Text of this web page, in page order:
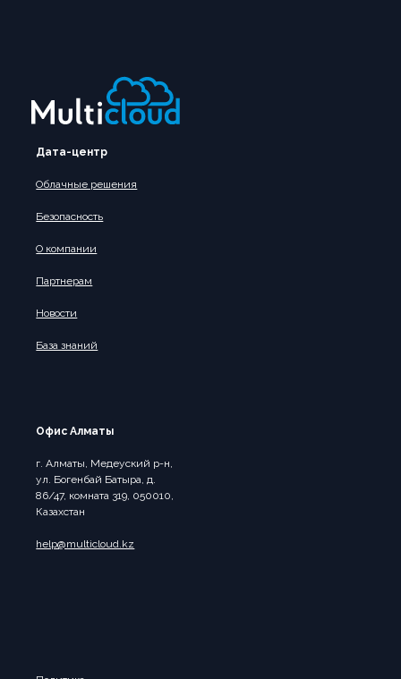
Дата-центр
Облачные решения
Безопасность
О компании
Партнерам
Новости
База знаний
Офис Алматы
г. Алматы, Медеуский р-н,
ул. Богенбай Батыра, д.
86/47, комната 319, 050010,
Казахстан
help@multicloud.kz